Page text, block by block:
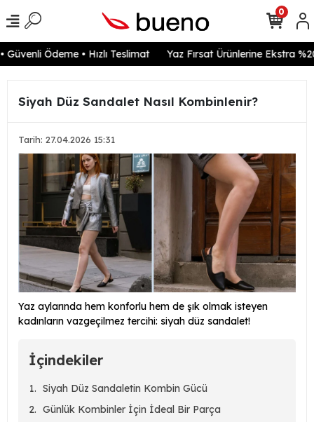
Ödeme • Hızlı Teslimat Yaz Fırsat Ürünlerine Ekstra
0
Siyah Düz Sandalet Nasıl Kombinlenir?
Tarih: 27.04.2026 15:31
Yaz aylarında hem konforlu hem de şık olmak isteyen
kadınların vazgeçilmez tercihi: siyah düz sandalet!
İçindekiler
Siyah Düz Sandaletin Kombin Gücü
Günlük Kombinler İçin İdeal Bir Parça